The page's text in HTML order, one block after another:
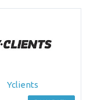
Yclients